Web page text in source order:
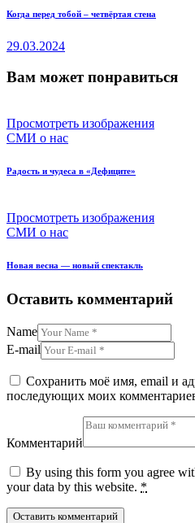
след.
Когда перед тобой – четвёртая стена
29.03.2024
Вам может понравиться
Просмотреть изображения
СМИ о нас
Радость и чудеса в «Дефиците»
Просмотреть изображения
СМИ о нас
Новая весна — новый спектакль
Оставить комментарий
Name
E-mail
Сохранить моё имя, email и
последующих моих
Комментарий
By using this form you agree
your data by this website. *